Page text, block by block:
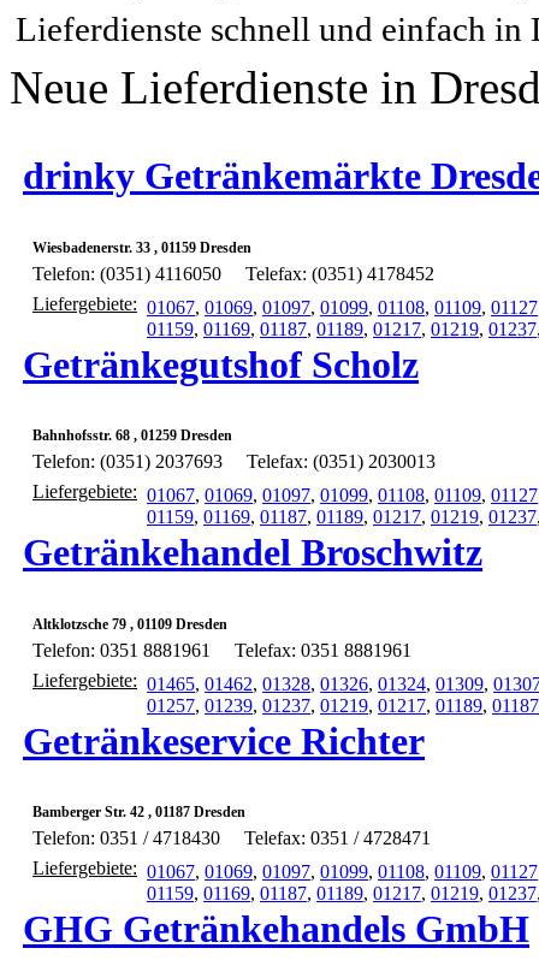
Lieferdienste schnell und einfach
Neue Lieferdienste in
drinky Getränkemärkte
Wiesbadenerstr. 33 , 01159 Dresden
Telefon: (0351) 4116050
Telefax: (0351) 4178452
Liefergebiete: 01067, 01069, 01097, 01099, 01108, 01109, 01127
01159, 01169, 01187, 01189, 01217, 01219, 01237
Getränkegutshof Scholz
Bahnhofsstr. 68 , 01259 Dresden
Telefon: (0351) 2037693
Telefax: (0351) 2030013
Liefergebiete: 01067, 01069, 01097, 01099, 01108, 01109, 01127
01159, 01169, 01187, 01189, 01217, 01219, 01237
Getränkehandel Broschwitz
Altklotzsche 79 , 01109 Dresden
Telefon: 0351 8881961
Telefax: 0351 8881961
Liefergebiete: 01465, 01462, 01328, 01326, 01324, 01309,
01257, 01239, 01237, 01219, 01217, 01189, 01187
Getränkeservice Richter
Bamberger Str. 42 , 01187 Dresden
Telefon: 0351 / 4718430
Telefax: 0351 / 4728471
Liefergebiete: 01067, 01069, 01097, 01099, 01108, 01109, 01127
01159, 01169, 01187, 01189, 01217, 01219, 01237
GHG Getränkehandels GmbH